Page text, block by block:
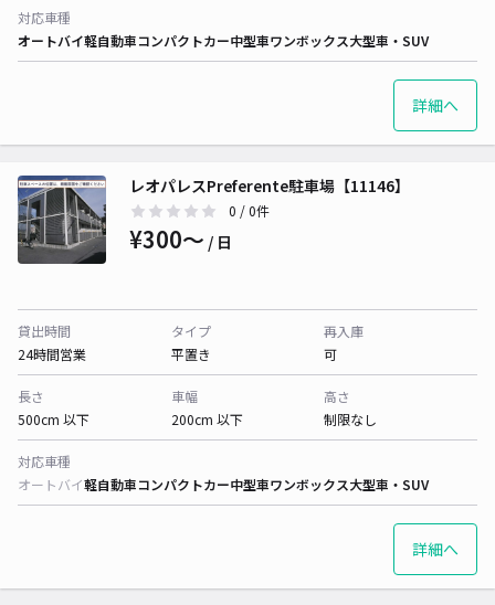
対応車種
オートバイ軽自動車コンパクトカー中型車ワンボックス大型車・SUV
詳細へ
レオパレスPreferente駐車場【11146】
0 / 0件
¥300〜 / 日
貸出時間
24時間営業
タイプ
平置き
再入庫
可
長さ
500cm 以下
車幅
200cm 以下
高さ
制限なし
対応車種
オートバイ軽自動車コンパクトカー中型車ワンボックス大型車・SUV
詳細へ